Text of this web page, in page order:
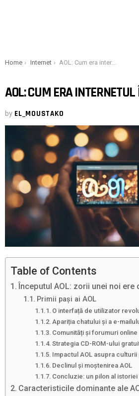
You are here:
Home Internet AOL: Cum era internetul în anii 90?
AOL: CUM ERA
by EL_MOUSTAKO
Table of Contents
Începutul AOL: zorii unei noi ere
Primii pași ai AOL
O interfață de utilizator
Apariția chatului și a e-
Comunități și forumuri online
Strategia CD-ROM-ului
Impactul AOL asupra culturii
Declinul și moștenirea AOL
Concluzie: un pilon al istoriei
Caracteristicile dominante ale